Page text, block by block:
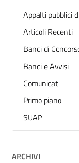
Appalti pubblici
Articoli Recenti
Bandi di
Bandi e Avvisi
Comunicati
Primo piano
SUAP
ARCHIVI